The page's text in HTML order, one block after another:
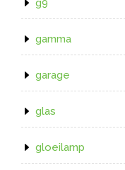
g9
gamma
garage
glas
gloeilamp